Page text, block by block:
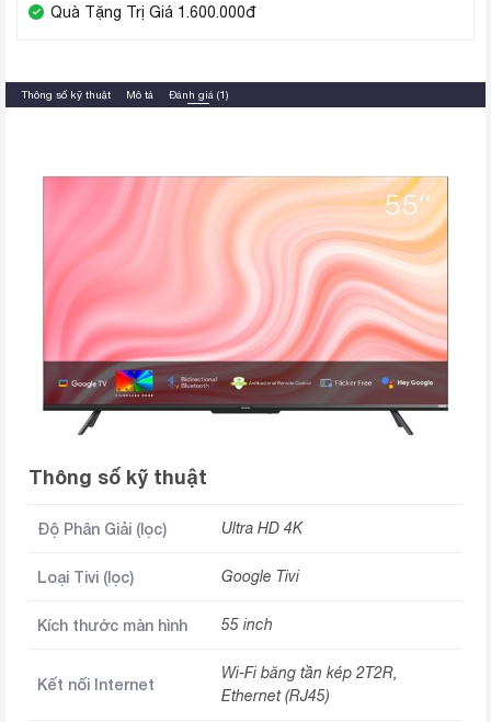
Quà Tặng Trị Giá 1.600.000đ
Thông số kỹ thuật Mô tả Đánh giá (1)
Thông số kỹ thuật
Độ Phân Giải (lọc) Ultra HD 4K
Loại Tivi (lọc) Google Tivi
Kích thước màn hình 55 inch
Kết nối Internet
Wi-Fi băng tần kép 2T2R,
Ethernet (RJ45)